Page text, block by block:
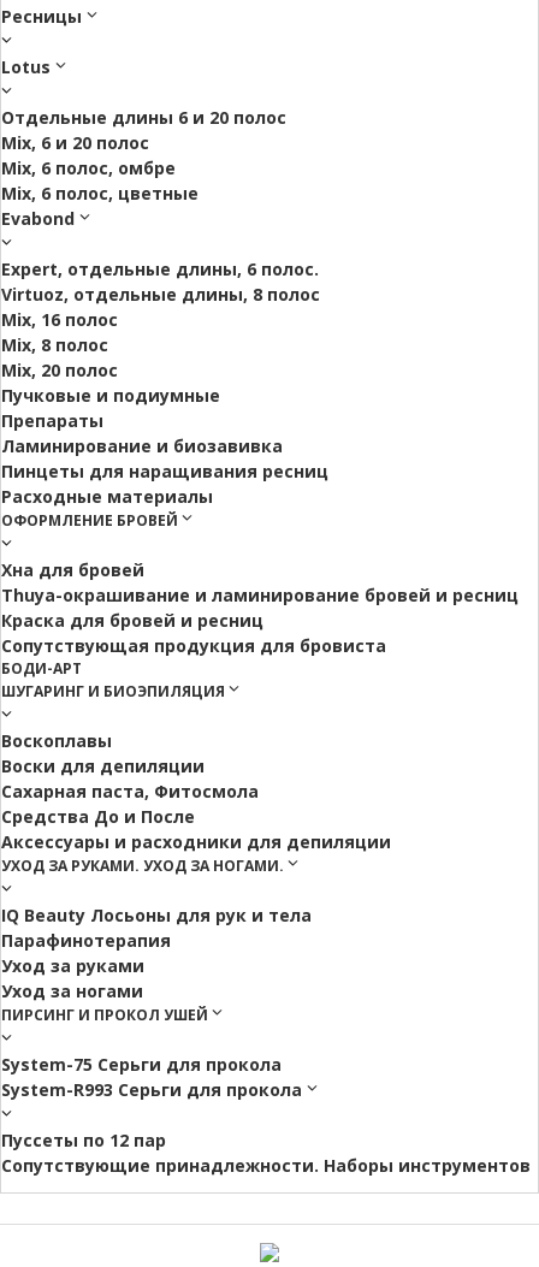
Ресницы
Lotus
Отдельные длины 6 и 20 полос
Mix, 6 и 20 полос
Mix, 6 полос, омбре
Mix, 6 полос, цветные
Evabond
Expert, отдельные длины, 6 полос.
Virtuoz, отдельные длины, 8 полос
Mix, 16 полос
Mix, 8 полос
Mix, 20 полос
Пучковые и подиумные
Препараты
Ламинирование и биозавивка
Пинцеты для наращивания ресниц
Расходные материалы
ОФОРМЛЕНИЕ БРОВЕЙ
Хна для бровей
Thuya-окрашивание и ламинирование бровей и ресниц
Краска для бровей и ресниц
Сопутствующая продукция для бровиста
БОДИ-АРТ
ШУГАРИНГ И БИОЭПИЛЯЦИЯ
Воскоплавы
Воски для депиляции
Сахарная паста, Фитосмола
Средства До и После
Аксессуары и расходники для депиляции
УХОД ЗА РУКАМИ. УХОД ЗА НОГАМИ.
IQ Beauty Лосьоны для рук и тела
Парафинотерапия
Уход за руками
Уход за ногами
ПИРСИНГ И ПРОКОЛ УШЕЙ
System-75 Серьги для прокола
System-R993 Серьги для прокола
Пуссеты по 12 пар
Cопутствующие принадлежности. Наборы инструментов